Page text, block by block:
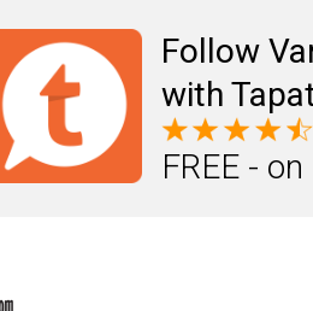
Follow
with
FREE -